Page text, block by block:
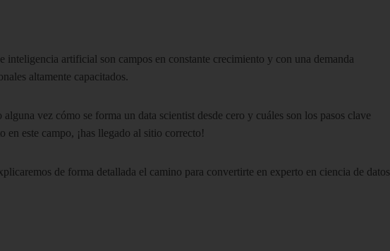
inteligencia artificial son campos en constante crecimiento y con una demanda
altamente capacitados.
alguna vez cómo se forma un data scientist desde cero y cuáles son los pasos clave
en este campo, ¡has llegado al sitio correcto!
de forma detallada el camino para convertirte en experto en ciencia de datos